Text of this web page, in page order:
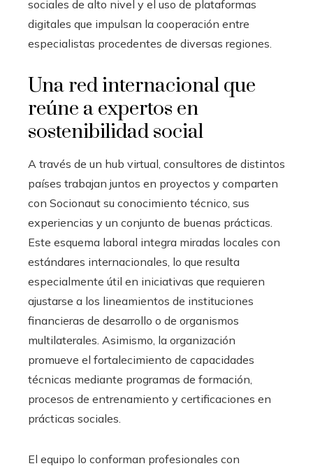
sociales de alto nivel y el uso de plataformas
digitales que impulsan la cooperación entre
especialistas procedentes de diversas regiones.
Una red internacional que
reúne a expertos en
sostenibilidad social
A través de un hub virtual, consultores de distintos
países trabajan juntos en proyectos y comparten
con Socionaut su conocimiento técnico, sus
experiencias y un conjunto de buenas prácticas.
Este esquema laboral integra miradas locales con
estándares internacionales, lo que resulta
especialmente útil en iniciativas que requieren
ajustarse a los lineamientos de instituciones
financieras de desarrollo o de organismos
multilaterales. Asimismo, la organización
promueve el fortalecimiento de capacidades
técnicas mediante programas de formación,
procesos de entrenamiento y certificaciones en
prácticas sociales.
El equipo lo conforman profesionales con